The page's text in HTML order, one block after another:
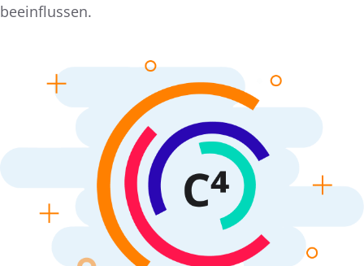
beeinflussen.